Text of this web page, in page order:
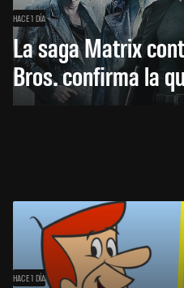
HACE 1 DÍA
La saga Matrix
Bros. confirma la
HACE 1 DÍA